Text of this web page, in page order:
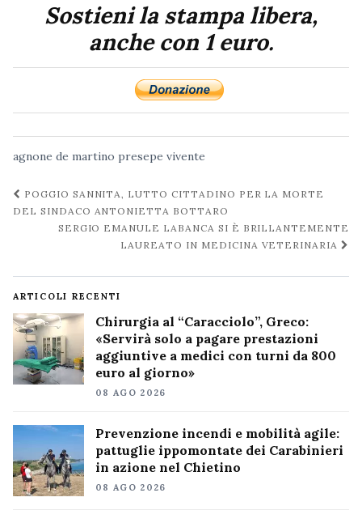
Sostieni la stampa libera,
anche con 1 euro.
agnone de martino presepe vivente
Navigazione
post
POGGIO SANNITA, LUTTO CITTADINO PER LA MORTE
DEL SINDACO ANTONIETTA BOTTARO
SERGIO EMANULE LABANCA SI È BRILLANTEMENTE
LAUREATO IN MEDICINA VETERINARIA
ARTICOLI RECENTI
Chirurgia al “Caracciolo”, Greco:
«Servirà solo a pagare prestazioni
aggiuntive a medici con turni da 800
euro al giorno»
08 AGO 2026
Prevenzione incendi e mobilità agile:
pattuglie ippomontate dei Carabinieri
in azione nel Chietino
08 AGO 2026